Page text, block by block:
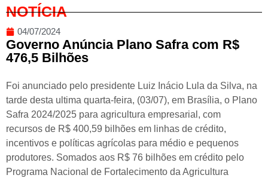
NOTÍCIA
04/07/2024
Governo Anúncia Plano Safra com R$
476,5 Bilhões
Foi anunciado pelo presidente Luiz Inácio Lula da Silva, na
tarde desta ultima quarta-feira, (03/07), em Brasília, o Plano
Safra 2024/2025 para agricultura empresarial, com
recursos de R$ 400,59 bilhões em linhas de crédito,
incentivos e políticas agrícolas para médio e pequenos
produtores. Somados aos R$ 76 bilhões em crédito pelo
Programa Nacional de Fortalecimento da Agricultura